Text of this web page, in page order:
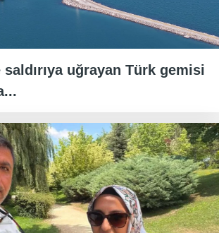
uğrayan Türk gemisi